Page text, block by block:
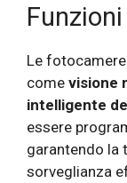
Le
come visione
intelligente
essere
garantendo la
sorveglianza